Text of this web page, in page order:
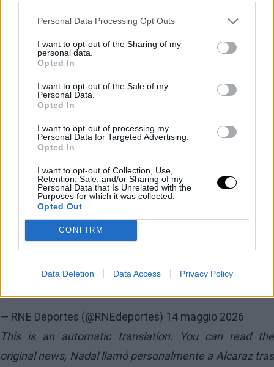
Personal Data Processing Opt Outs
I want to opt-out of the Sharing of my
personal data.
Opted In
I want to opt-out of the Sale of my
Personal Data.
Opted In
I want to opt-out of processing my
Personal Data for Targeted Advertising.
Opted In
I want to opt-out of Collection, Use,
Retention, Sale, and/or Sharing of my
Personal Data that Is Unrelated with the
Purposes for which it was collected.
Opted Out
CONFIRM
Data Deletion Data Access Privacy Policy
@RafaelNadalci parla dell'infortunio al polso di
@carlosalcaraze del suo futuro
pic.twitter.com/sYT9v5OrIk
— RNE Deportes (@RNEdeportes) 14 maggio 2026
This is an automatic translation. You can read the
original news, Nadal llamó personalmente a Alcaraz tras